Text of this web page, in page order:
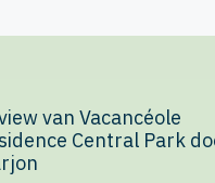
van Vacancéole
Central Park